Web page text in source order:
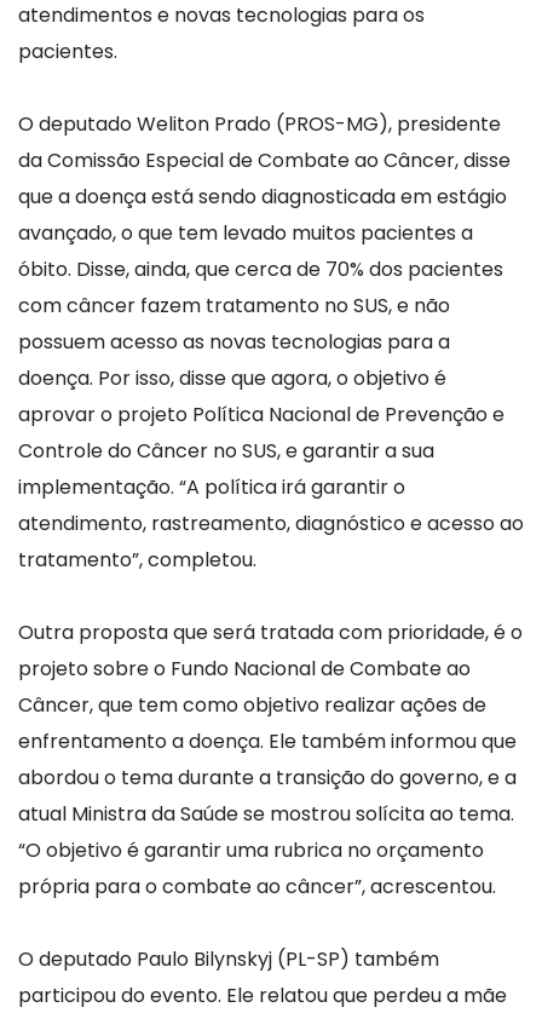
atendimentos e novas tecnologias para os
pacientes.
O deputado Weliton Prado (PROS-MG), presidente
da Comissão Especial de Combate ao Câncer, disse
que a doença está sendo diagnosticada em estágio
avançado, o que tem levado muitos pacientes a
óbito. Disse, ainda, que cerca de 70% dos pacientes
com câncer fazem tratamento no SUS, e não
possuem acesso as novas tecnologias para a
doença. Por isso, disse que agora, o objetivo é
aprovar o projeto Política Nacional de Prevenção e
Controle do Câncer no SUS, e garantir a sua
implementação. “A política irá garantir o
atendimento, rastreamento, diagnóstico e acesso ao
tratamento”, completou.
Outra proposta que será tratada com prioridade, é o
projeto sobre o Fundo Nacional de Combate ao
Câncer, que tem como objetivo realizar ações de
enfrentamento a doença. Ele também informou que
abordou o tema durante a transição do governo, e a
atual Ministra da Saúde se mostrou solícita ao tema.
“O objetivo é garantir uma rubrica no orçamento
própria para o combate ao câncer”, acrescentou.
O deputado Paulo Bilynskyj (PL-SP) também
participou do evento. Ele relatou que perdeu a mãe